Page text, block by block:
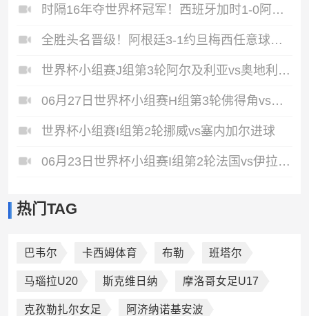
时隔16年夺世界杯冠军！西班牙加时1-0阿根廷费兰制胜恩佐染红
全胜头名晋级！阿根廷3-1约旦梅西任意球破门打进世界杯第19球
世界杯小组赛J组第3轮阿尔及利亚vs奥地利进球
06月27日世界杯小组赛H组第3轮佛得角vs沙特阿拉伯片段
世界杯小组赛I组第2轮挪威vs塞内加尔进球
06月23日世界杯小组赛I组第2轮法国vs伊拉克进球视频
热门TAG
巴韦尔 卡西姆体育 布勒 班塔尔
马瑙拉U20 斯克维日纳 摩洛哥女足U17
克孜勒扎尔女足 阿济纳诺基安波